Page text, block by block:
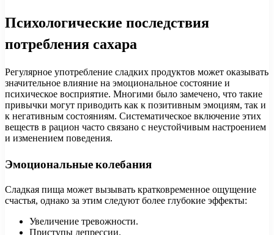
Психологические последствия
потребления сахара
Регулярное употребление сладких продуктов может оказывать
значительное влияние на эмоциональное состояние и
психическое восприятие. Многими было замечено, что такие
привычки могут приводить как к позитивным эмоциям, так и
к негативным состояниям. Систематическое включение этих
веществ в рацион часто связано с неустойчивым настроением
и изменением поведения.
Эмоциональные колебания
Сладкая пища может вызывать кратковременное ощущение
счастья, однако за этим следуют более глубокие эффекты:
Увеличение тревожности.
Приступы депрессии.